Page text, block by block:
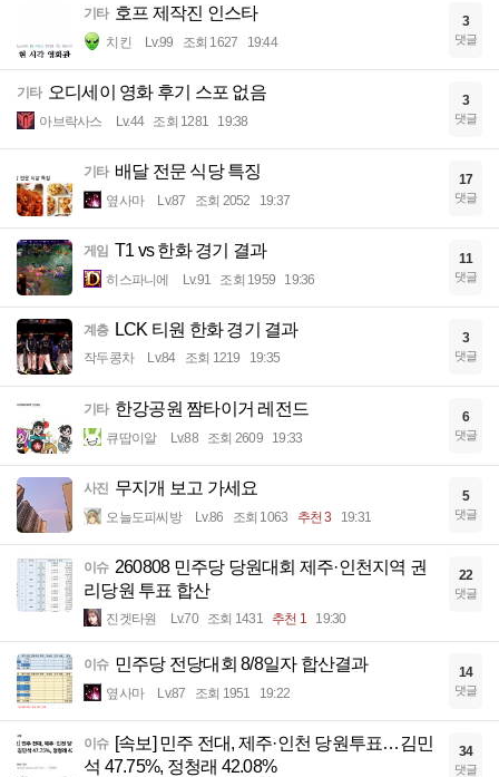
기타 호프 제작진 인스타
치킨 Lv.99 조회 1627 19:44
3
댓글
기타 오디세이 영화 후기 스포 없음
아브락사스 Lv.44 조회 1281 19:38
3
댓글
기타 배달 전문 식당 특징
옆사마 Lv.87 조회 2052 19:37
17
댓글
게임 T1 vs 한화 경기 결과
히스파니에 Lv.91 조회 1959 19:36
11
댓글
계층 LCK 티원 한화 경기 결과
작두콩차 Lv.84 조회 1219 19:35
3
댓글
기타 한강공원 짬타이거 레전드
큐땁이알 Lv.88 조회 2609 19:33
6
댓글
사진 무지개 보고 가세요
오늘도피씨방 Lv.86 조회 1063 추천 3 19:31
5
댓글
이슈 260808 민주당 당원대회 제주·인천지역 권
리당원 투표 합산
진겟타원 Lv.70 조회 1431 추천 1 19:30
22
댓글
이슈 민주당 전당대회 8/8일자 합산결과
옆사마 Lv.87 조회 1951 19:22
14
댓글
이슈 [속보] 민주 전대, 제주·인천 당원투표…김민
석 47.75%, 정청래 42.08%
34
댓글